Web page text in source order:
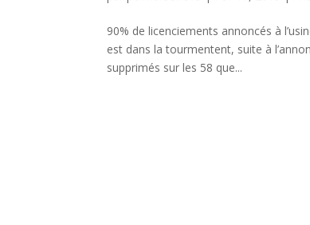
90% de licenciements annoncés à
est dans la tourmentent, suite à
supprimés sur les 58 que...